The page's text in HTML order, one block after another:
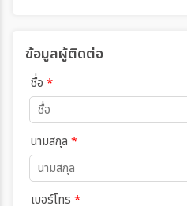
ข้อมูลผู้ติดต่อ
ชื่อ *
นามสกุล *
เบอร์โทร *